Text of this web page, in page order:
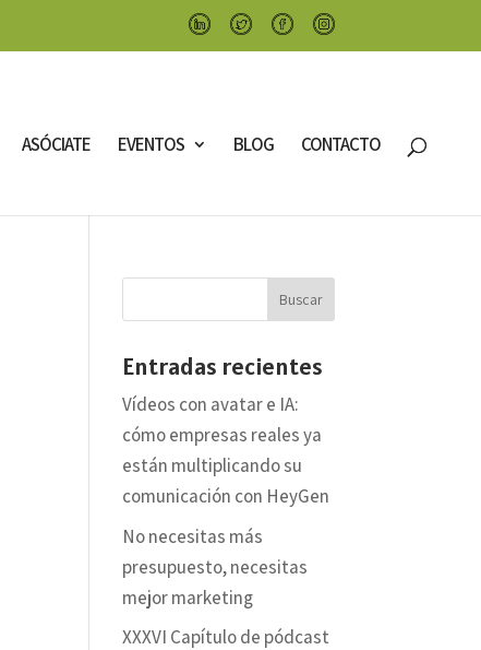
ASÓCIATE EVENTOS BLOG CONTACTO
Entradas recientes
Vídeos con avatar e IA:
cómo empresas reales ya
están multiplicando su
comunicación con HeyGen
No necesitas más
presupuesto, necesitas
mejor marketing
XXXVI Capítulo de pódcast